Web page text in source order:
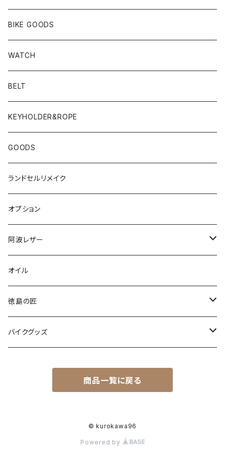
BIKE GOODS
WATCH
BELT
KEYHOLDER&ROPE
GOODS
ランドセルリメイク
オプション
阿波レザー
スタンダード
型染め・絞り染め
爬虫類
オイル
徳島の匠
藍染め製品
バイクグッズ
オーシャンビートル
商品一覧に戻る
© kurokawa96
Powered by